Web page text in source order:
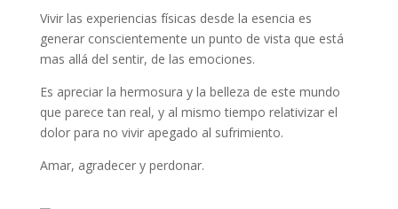
Vivir las experiencias físicas desde la esencia es
generar conscientemente un punto de vista que está
mas allá del sentir, de las emociones.
Es apreciar la hermosura y la belleza de este mundo
que parece tan real, y al mismo tiempo relativizar el
dolor para no vivir apegado al sufrimiento.
Amar, agradecer y perdonar.